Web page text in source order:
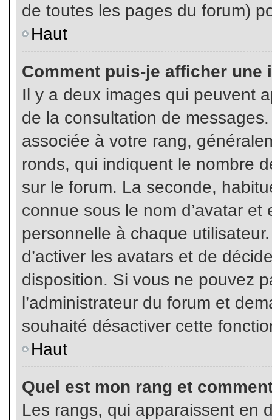
de toutes les pages du forum)
Haut
Comment puis-je afficher une
Il y a deux images qui peuvent
de la consultation de
associée à votre rang,
ronds, qui indiquent le nombre
sur le forum. La seconde,
connue sous le nom d’avatar
personnelle à chaque
d’activer les avatars et de
disposition. Si vous ne pouvez
l’administrateur du forum et
souhaité désactiver cette
Haut
Quel est mon rang et
Les rangs, qui apparaissent en